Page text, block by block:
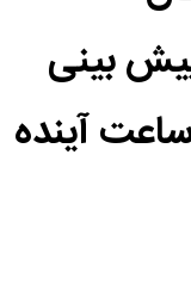
۱۱ تیر ۱۴۰۵ | پیش بینی
و هوا زنجان در ۲۴ ساعت آینده